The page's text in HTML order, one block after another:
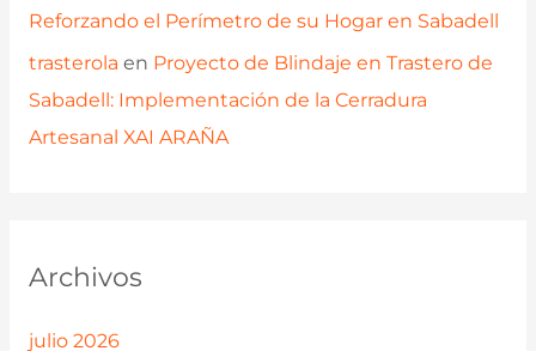
Reforzando el Perímetro de su Hogar en Sabadell
trasterola en Proyecto de Blindaje en Trastero de
Sabadell: Implementación de la Cerradura
Artesanal XAI ARAÑA
Archivos
julio 2026